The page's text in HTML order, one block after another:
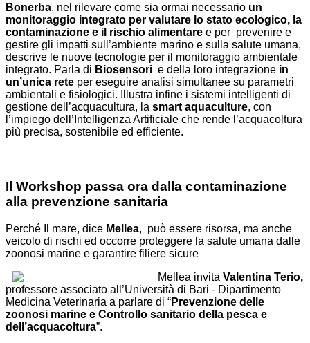
Bonerba, nel rilevare come sia ormai necessario un
monitoraggio integrato per valutare lo stato ecologico, la
contaminazione e il rischio alimentare e per prevenire e
gestire gli impatti sull’ambiente marino e sulla salute umana,
descrive le nuove tecnologie per il monitoraggio ambientale
integrato. Parla di Biosensori e della loro integrazione in
un’unica rete per eseguire analisi simultanee su parametri
ambientali e fisiologici. Illustra infine i sistemi intelligenti di
gestione dell’acquacultura, la smart aquaculture, con
l’impiego dell’Intelligenza Artificiale che rende l’acquacoltura
più precisa, sostenibile ed efficiente.
Il Workshop passa ora dalla contaminazione
alla prevenzione sanitaria
Perché Il mare, dice Mellea, può essere risorsa, ma anche
veicolo di rischi ed occorre proteggere la salute umana dalle
zoonosi marine e garantire filiere sicure
Mellea invita Valentina Terio,
professore associato all’Università di Bari - Dipartimento
Medicina Veterinaria a parlare di “Prevenzione delle
zoonosi marine e Controllo sanitario della pesca e
dell’acquacoltura”.